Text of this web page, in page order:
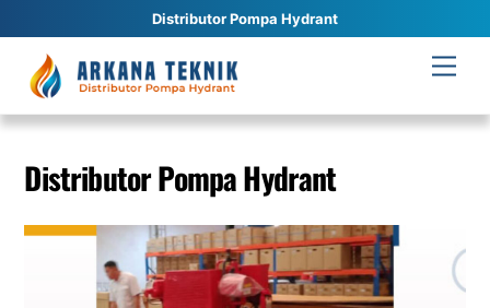
Distributor Pompa Hydrant
content
Distributor Pompa Hydrant